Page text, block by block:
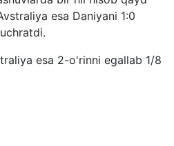
esa Daniyani 1:0
esa 2-o'rinni egallab 1/8